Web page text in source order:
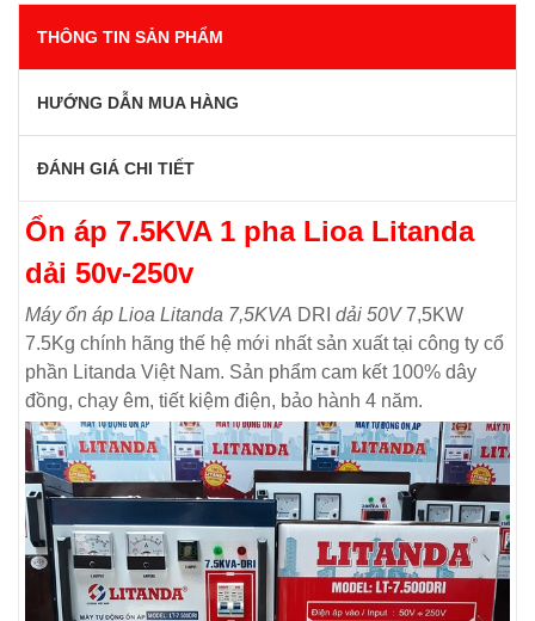
THÔNG TIN SẢN PHẨM
HƯỚNG DẪN MUA HÀNG
ĐÁNH GIÁ CHI TIẾT
Ổn áp 7.5KVA 1 pha Lioa Litanda
dải 50v-250v
Máy ổn áp Lioa Litanda 7,5KVA DRI dải 50V7,5KW
7.5Kg chính hãng thế hệ mới nhất sản xuất tại công ty cổ
phần Litanda Việt Nam. Sản phẩm cam kết 100% dây
đồng, chạy êm, tiết kiệm điện, bảo hành 4 năm.